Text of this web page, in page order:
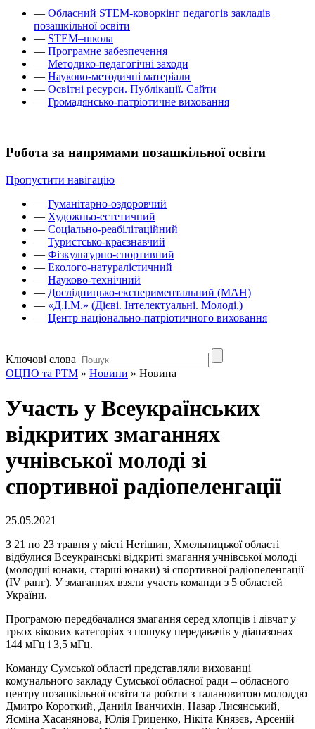
— Обласний STEM-коворкінг педагогів закладів
позашкільної освіти
— STEM–школа
— Програмне забезпечення
— Методико-педагогічні заходи
— Науково-методичні матеріали
— Освітні ресурси. Публікації. Сайти
— Громадянсько-патріотичне виховання
Робота за напрямами позашкільної освіти
Пропустити навігацію
— Гуманітарно-оздоровчий
— Художньо-естетичний
— Соціально-реабілітаційний
— Туристсько-краєзнавчий
— Фізкультурно-спортивний
— Еколого-натуралістичний
— Науково-технічний
— Дослідницько-експериментальний (МАН)
— «Д.І.М.» (Дієві. Інтелектуальні. Молоді.)
— Центр національно-патріотичного виховання
Ключові слова
ОЦПО та РТМ » Новини » Новина
Участь у Всеукраїнських
відкритих змаганнях
учнівської молоді зі
спортивної радіопеленгації
25.05.2021
З 21 по 23 травня у місті Нетішин, Хмельницької області
відбулися Всеукраїнські відкриті змагання учнівської молоді
(молодші юнаки, старші юнаки) зі спортивної радіопеленгації
(ІV ранг). У змаганнях взяли участь команди з 5 областей
України.
Програмою передбачалися змагання серед хлопців і дівчат у
трьох вікових категоріях з пошуку передавачів у діапазонах
144 мГц і 3,5 мГц.
Команду Сумської області представляли вихованці
комунального закладу Сумської обласної ради – обласного
центру позашкільної освіти та роботи з талановитою молоддю
Дмитро Короткий, Даниіл Іванчихін, Назар Лисянський,
Ясміна Хасанянова, Юлія Гриценко, Нікіта Князєв, Арсеній